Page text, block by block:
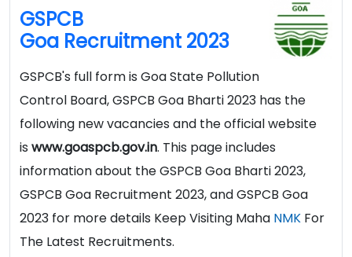
GSPCB
Goa Recruitment 2023
GSPCB's full form is Goa State Pollution
Control Board, GSPCB Goa Bharti 2023 has the
following new vacancies and the official website
is www.goaspcb.gov.in. This page includes
information about the GSPCB Goa Bharti 2023,
GSPCB Goa Recruitment 2023, and GSPCB Goa
2023 for more details Keep Visiting Maha NMK For
The Latest Recruitments.